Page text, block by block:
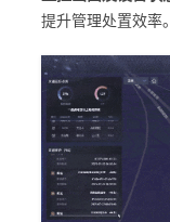
提升管理处置效率。